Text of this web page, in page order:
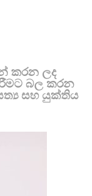
කරන ලද
බල කරන
සහ යුක්තිය